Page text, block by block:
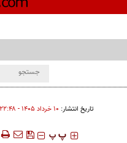
تاریخ انتشار: ۱۰ خرداد ۱۴۰۵ - ۲۲:۴۸
‍‍‍ پ پ